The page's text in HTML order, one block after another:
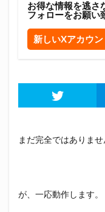
お得な情報を逃さ
フォローをお願い
新しいXアカウ
まだ完全ではありませ
が、一応動作します。